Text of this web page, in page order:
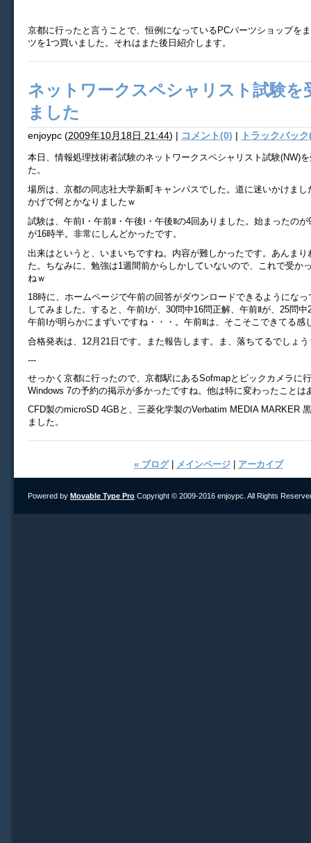
京都に行ったと言うことで、恒例になっているPCパーツショップを
ツを1つ買いました。それはまた後日紹介します。
ネットワークスペシャリスト試験を
ました
enjoypc (2009年10月18日 21:44) | コメント(0) | トラックバッ
本日、情報処理技術者試験のネットワークスペシャリスト試験(NW)
た。
場所は、京都の同志社大学新町キャンパスでした。道に迷いかけまし
かげで何とかなりましたｗ
試験は、午前Ⅰ・午前Ⅱ・午後Ⅰ・午後Ⅱの4回ありました。始まったの
が16時半。非常にしんどかったです。
出来はというと、いまいちですね。内容が難しかったです。あんまり
た。ちなみに、勉強は1週間前からしかしていないので、これで受か
ねｗ
18時に、ホームページで午前の回答がダウンロードできるようにな
してみました。すると、午前Ⅰが、30問中16問正解、午前Ⅱが、25問
午前Ⅰが明らかにまずいですね・・・。午前Ⅱは、そこそこできてる感
合格発表は、12月21日です。また報告します。ま、落ちてるでしょう
---
せっかく京都に行ったので、京都駅にあるSofmapとビックカメラに
Windows 7の予約の掲示が多かったですね。他は特に変わったことは
CFD製のmicroSD 4GBと、三菱化学製のVerbatim MEDIA MARKER
ました。
« ブログ| メインページ| アーカイブ
Powered by Movable Type Pro Copyright © 2009-2016 enjoypc. All Rights